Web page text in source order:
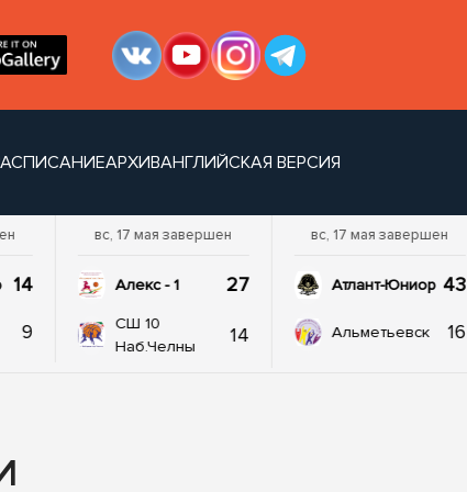
АРХИВАНГЛИЙСКАЯ ВЕРСИЯ
14
9
вс, 17 мая завершен
Алекс - 1 27
СШ 10
Наб.Челны
14
вс, 17 мая завершен
Атлант-Юниор 43
Альметьевск 16